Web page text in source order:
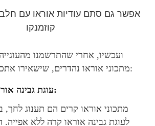
אפשר גם סתם עודיות אוראו עם
קוזמנקו
מתכוני אוראו נהדרים, שישאירו אתכם עם טעם של עוד:
עוגת גבינה אוראו קרה ללא אפייה:
מתכוני אוראו קרים הם תענוג לחך,
לעוגת גבינה אוראו קרה ללא אפייה.